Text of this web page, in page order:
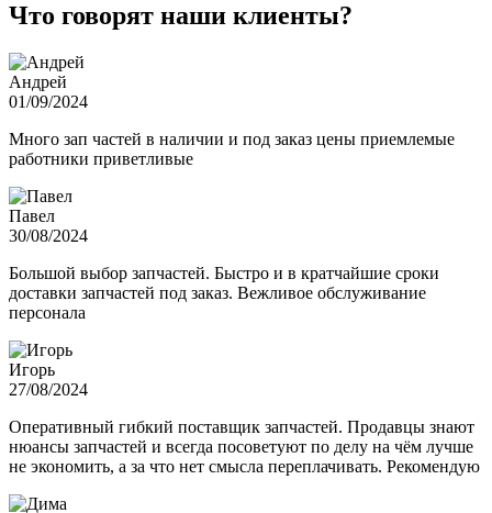
Что говорят наши клиенты?
Андрей
01/09/2024
Много зап частей в наличии и под заказ цены приемлемые
работники приветливые
Павел
30/08/2024
Большой выбор запчастей. Быстро и в кратчайшие сроки
доставки запчастей под заказ. Вежливое обслуживание
персонала
Игорь
27/08/2024
Оперативный гибкий поставщик запчастей. Продавцы знают
нюансы запчастей и всегда посоветуют по делу на чём лучше
не экономить, а за что нет смысла переплачивать. Рекомендую